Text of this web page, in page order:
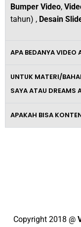
Bumper Video,
tahun) , Desain
APA BEDANYA
UNTUK MATERI/
SAYA ATAU DREAMS
APAKAH BISA
Copyright 2018 @